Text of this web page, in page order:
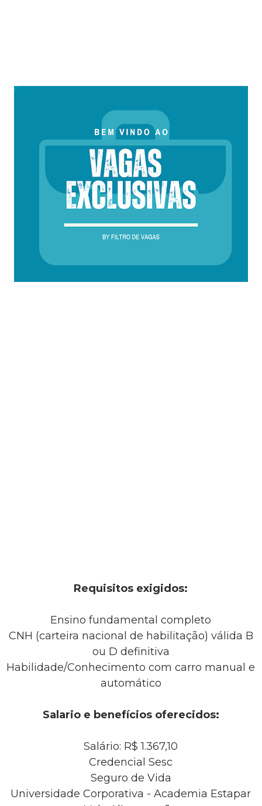
Requisitos exigidos:
Ensino fundamental completo
CNH (carteira nacional de habilitação) válida B
ou D definitiva
Habilidade/Conhecimento com carro manual e
automático
Salario e benefícios oferecidos:
Salário: R$ 1.367,10
Credencial Sesc
Seguro de Vida
Universidade Corporativa - Academia Estapar